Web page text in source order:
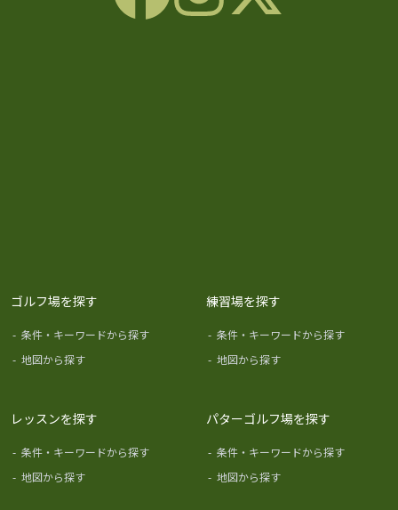
ゴルフ場を探す
- 条件・キーワードから探す
- 地図から探す
練習場を探す
- 条件・キーワードから探す
- 地図から探す
レッスンを探す
- 条件・キーワードから探す
- 地図から探す
パターゴルフ場を探す
- 条件・キーワードから探す
- 地図から探す